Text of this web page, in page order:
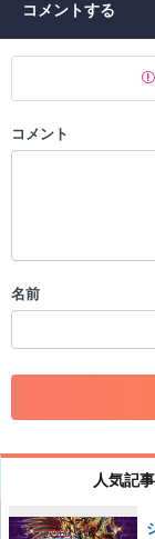
コメントする
以下の書き込みを
・一度削除され
・アカウントの
・各ゲームのネ
・その他、管理
だけますでしょ
せていただきま
コメント
名前
人気記事